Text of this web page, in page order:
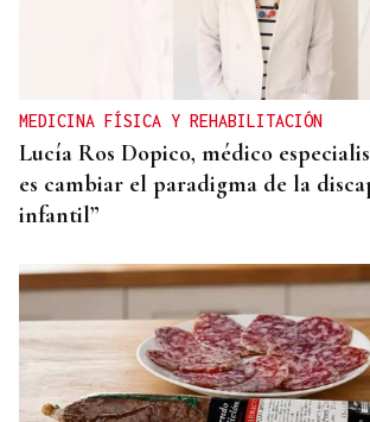
MEDICINA FÍSICA Y REHABILITACIÓN
Lucía Ros Dopico, médico
es cambiar el paradigma de la
infantil”